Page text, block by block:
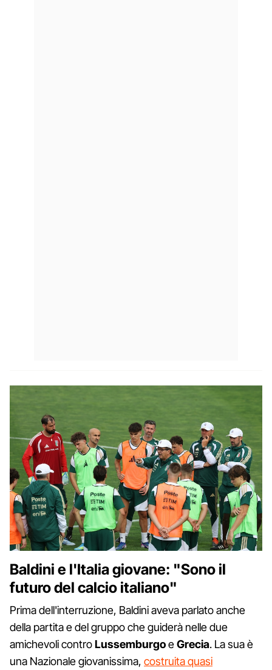
Baldini e l'Italia giovane: "Sono il
futuro del calcio italiano"
Prima dell'interruzione, Baldini aveva parlato anche
della partita e del gruppo che guiderà nelle due
amichevoli controLussemburgoeGrecia. La sua è
una Nazionale giovanissima, costruita quasi